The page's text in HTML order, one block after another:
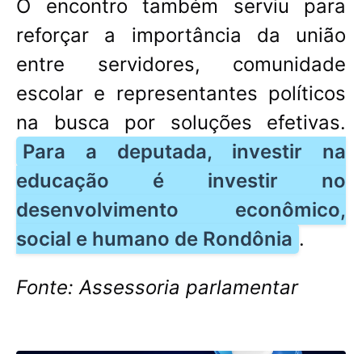
O encontro também serviu para
reforçar a importância da união
entre servidores, comunidade
escolar e representantes políticos
na busca por soluções efetivas.
Para a deputada, investir na
educação é investir no
desenvolvimento econômico,
social e humano de Rondônia .
Fonte: Assessoria parlamentar